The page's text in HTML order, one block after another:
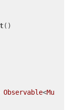
()
Observable<Mu